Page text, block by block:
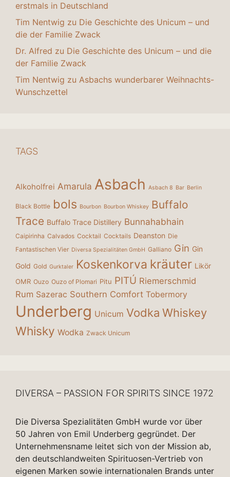
erstmals in Deutschland
Tim Nentwig zu Die Geschichte des Unicum – und
die der Familie Zwack
Dr. Alfred zu Die Geschichte des Unicum – und die
der Familie Zwack
Tim Nentwig zu Asbachs wunderbarer Weihnachts-
Wunschzettel
TAGS
Alkoholfrei Amarula Asbach Asbach 8 Bar Berlin
Black Bottle bols Bourbon Bourbon Whiskey Buffalo
Trace Buffalo Trace Distillery Bunnahabhain
Caipirinha Calvados Cocktail Cocktails Deanston Die
Fantastischen Vier Diversa Spezialitäten GmbH Galliano Gin Gin
Gold Gold Gurktaler Koskenkorva kräuter Likör
OMR Ouzo Ouzo of Plomari Pitu PITÚ Riemerschmid
Rum Sazerac Southern Comfort Tobermory
Underberg Unicum Vodka Whiskey
Whisky Wodka Zwack Unicum
DIVERSA – PASSION FOR SPIRITS SINCE 1972
Die Diversa Spezialitäten GmbH wurde vor über
50 Jahren von Emil Underberg gegründet. Der
Unternehmensname leitet sich von der Mission ab,
den deutschlandweiten Spirituosen-Vertrieb von
eigenen Marken sowie internationalen Brands unter